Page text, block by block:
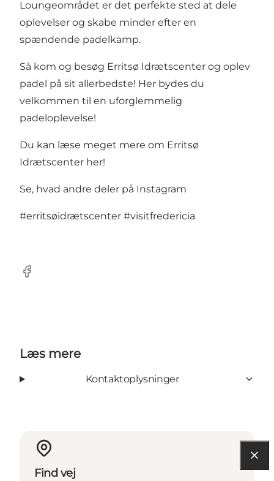
Loungeområdet er det perfekte sted at dele
oplevelser og skabe minder efter en
spændende padelkamp.
Så kom og besøg Erritsø Idrætscenter og oplev
padel på sit allerbedste! Her bydes du
velkommen til en uforglemmelig
padeloplevelse!
Du kan læse meget mere om Erritsø
Idrætscenter her!
Se, hvad andre deler på Instagram
#erritsøidrætscenter #visitfredericia
Facebook
Læs mere
Kontaktoplysninger
Find vej